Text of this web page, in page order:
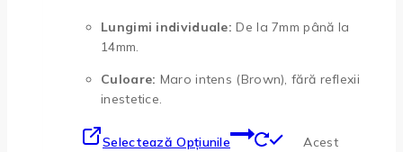
Lungimi individuale: De la 7mm până la
14mm.
Culoare: Maro intens (Brown), fără reflexii
inestetice.
Selectează Opțiunile
Acest